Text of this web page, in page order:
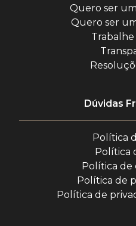
Quero ser
Quero ser
Dúvidas
Política
Política
Política de
Política de
Política de